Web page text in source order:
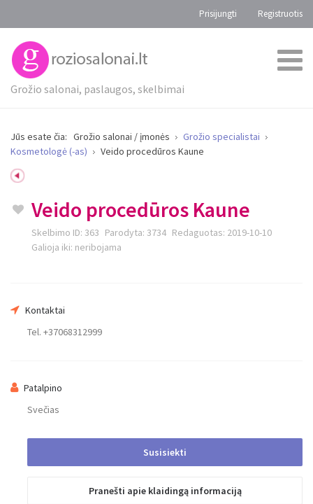
Prisijungti Registruotis
Grožio salonai, paslaugos, skelbimai
Jūs esate čia: Grožio salonai / įmonės
Grožio specialistai
Kosmetologė (-as)
Veido procedūros Kaune
Veido procedūros Kaune
Skelbimo ID: 363 Parodyta: 3734 Redaguotas: 2019-10-10
Galioja iki: neribojama
Kontaktai
Tel. +37068312999
Patalpino
Svečias
Susisiekti
Pranešti apie klaidingą informaciją
Jūsų el. Paštas
Pranešimas